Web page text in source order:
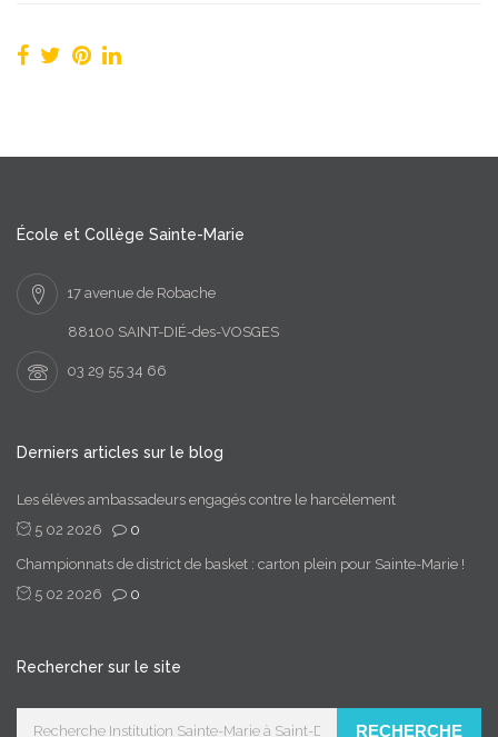
École et Collège Sainte-Marie
17 avenue de Robache
88100 SAINT-DIÉ-des-VOSGES
03 29 55 34 66
Derniers articles sur le blog
Les élèves ambassadeurs engagés contre le harcèlement
5 02 2026
0
Championnats de district de basket : carton plein pour Sainte-Marie !
5 02 2026
0
Rechercher sur le site
RECHERCHE